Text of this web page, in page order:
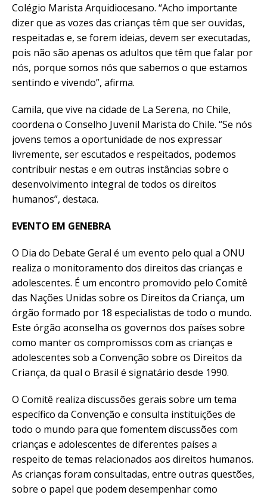
Colégio Marista Arquidiocesano. “Acho importante
dizer que as vozes das crianças têm que ser ouvidas,
respeitadas e, se forem ideias, devem ser executadas,
pois não são apenas os adultos que têm que falar por
nós, porque somos nós que sabemos o que estamos
sentindo e vivendo”, afirma.
Camila, que vive na cidade de La Serena, no Chile,
coordena o Conselho Juvenil Marista do Chile. “Se nós
jovens temos a oportunidade de nos expressar
livremente, ser escutados e respeitados, podemos
contribuir nestas e em outras instâncias sobre o
desenvolvimento integral de todos os direitos
humanos”, destaca.
EVENTO EM GENEBRA
O Dia do Debate Geral é um evento pelo qual a ONU
realiza o monitoramento dos direitos das crianças e
adolescentes. É um encontro promovido pelo Comitê
das Nações Unidas sobre os Direitos da Criança, um
órgão formado por 18 especialistas de todo o mundo.
Este órgão aconselha os governos dos países sobre
como manter os compromissos com as crianças e
adolescentes sob a Convenção sobre os Direitos da
Criança, da qual o Brasil é signatário desde 1990.
O Comitê realiza discussões gerais sobre um tema
específico da Convenção e consulta instituições de
todo o mundo para que fomentem discussões com
crianças e adolescentes de diferentes países a
respeito de temas relacionados aos direitos humanos.
As crianças foram consultadas, entre outras questões,
sobre o papel que podem desempenhar como